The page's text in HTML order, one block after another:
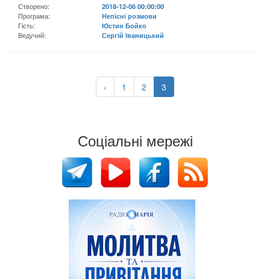
Створено:
2018-12-06 00:00:00
Програма:
Непісні розмови
Гість:
Юстин Бойко
Ведучий:
Сергій Іваницький
‹ 1 2 3
Соціальні мережі